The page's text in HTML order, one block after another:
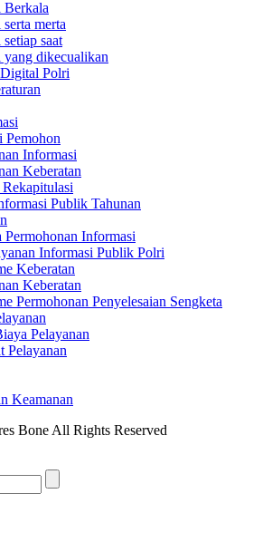
Berkala
merta
saat
yang dikecualikan
Polri
Pemohon
Informasi
Keberatan
Publik Tahunan
Permohonan Informasi
Informasi Publik Polri
Keberatan
Keberatan
Permohonan Penyelesaian Sengketa
Pelayanan
Pelayanan
Keamanan
Bone All Rights Reserved